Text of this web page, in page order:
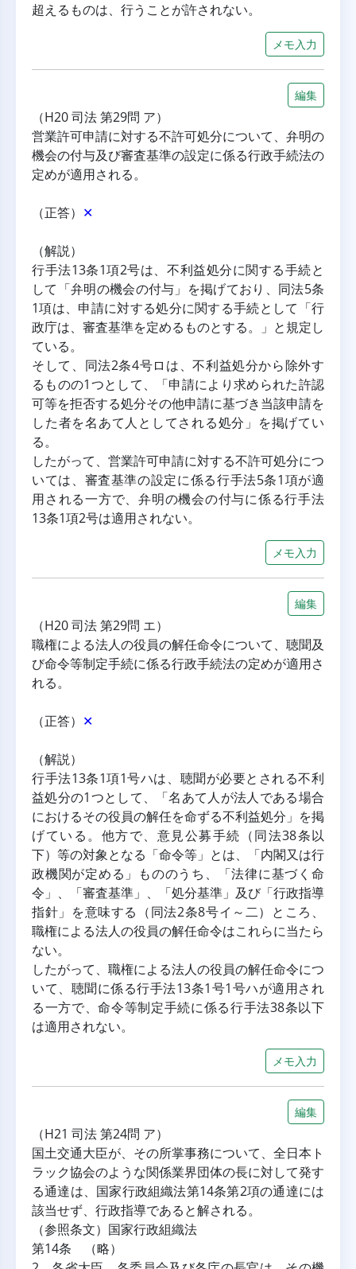
超えるものは、行うことが許されない。
メモ入力
編集
（H20 司法 第29問 ア）
営業許可申請に対する不許可処分について、弁明の
機会の付与及び審査基準の設定に係る行政手続法の
定めが適用される。
（正答） ✕
（解説）
行手法13条1項2号は、不利益処分に関する手続と
して「弁明の機会の付与」を掲げており、同法5条
1項は、申請に対する処分に関する手続として「行
政庁は、審査基準を定めるものとする。」と規定し
ている。
そして、同法2条4号ロは、不利益処分から除外す
るものの1つとして、「申請により求められた許認
可等を拒否する処分その他申請に基づき当該申請を
した者を名あて人としてされる処分」を掲げてい
る。
したがって、営業許可申請に対する不許可処分につ
いては、審査基準の設定に係る行手法5条1項が適
用される一方で、弁明の機会の付与に係る行手法
13条1項2号は適用されない。
メモ入力
編集
（H20 司法 第29問 エ）
職権による法人の役員の解任命令について、聴聞及
び命令等制定手続に係る行政手続法の定めが適用さ
れる。
（正答） ✕
（解説）
行手法13条1項1号ハは、聴聞が必要とされる不利
益処分の1つとして、「名あて人が法人である場合
におけるその役員の解任を命ずる不利益処分」を掲
げている。他方で、意見公募手続（同法38条以
下）等の対象となる「命令等」とは、「内閣又は行
政機関が定める」もののうち、「法律に基づく命
令」、「審査基準」、「処分基準」及び「行政指導
指針」を意味する（同法2条8号イ～二）ところ、
職権による法人の役員の解任命令はこれらに当たら
ない。
したがって、職権による法人の役員の解任命令につ
いて、聴聞に係る行手法13条1号1号ハが適用され
る一方で、命令等制定手続に係る行手法38条以下
は適用されない。
メモ入力
編集
（H21 司法 第24問 ア）
国土交通大臣が、その所掌事務について、全日本ト
ラック協会のような関係業界団体の長に対して発す
る通達は、国家行政組織法第14条第2項の通達には
該当せず、行政指導であると解される。
（参照条文）国家行政組織法
第14条 （略）